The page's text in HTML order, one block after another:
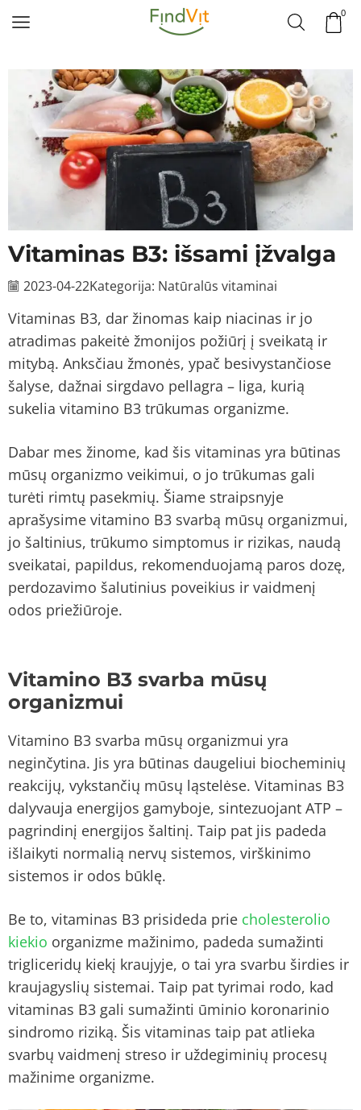
0
Vitaminas B3: išsami įžvalga
2023-04-22Kategorija: Natūralūs vitaminai
Vitaminas B3, dar žinomas kaip niacinas ir jo
atradimas pakeitė žmonijos požiūrį į sveikatą ir
mitybą. Anksčiau žmonės, ypač besivystančiose
šalyse, dažnai sirgdavo pellagra – liga, kurią
sukelia vitamino B3 trūkumas organizme.
Dabar mes žinome, kad šis vitaminas yra būtinas
mūsų organizmo veikimui, o jo trūkumas gali
turėti rimtų pasekmių. Šiame straipsnyje
aprašysime vitamino B3 svarbą mūsų organizmui,
jo šaltinius, trūkumo simptomus ir rizikas, naudą
sveikatai, papildus, rekomenduojamą paros dozę,
perdozavimo šalutinius poveikius ir vaidmenį
odos priežiūroje.
Vitamino B3 svarba mūsų
organizmui
Vitamino B3 svarba mūsų organizmui yra
neginčytina. Jis yra būtinas daugeliui biocheminių
reakcijų, vykstančių mūsų ląstelėse. Vitaminas B3
dalyvauja energijos gamyboje, sintezuojant ATP –
pagrindinį energijos šaltinį. Taip pat jis padeda
išlaikyti normalią nervų sistemos, virškinimo
sistemos ir odos būklę.
Be to, vitaminas B3 prisideda prie cholesterolio
kiekio organizme mažinimo, padeda sumažinti
trigliceridų kiekį kraujyje, o tai yra svarbu širdies ir
kraujagyslių sistemai. Taip pat tyrimai rodo, kad
vitaminas B3 gali sumažinti ūminio koronarinio
sindromo riziką. Šis vitaminas taip pat atlieka
svarbų vaidmenį streso ir uždegiminių procesų
mažinime organizme.